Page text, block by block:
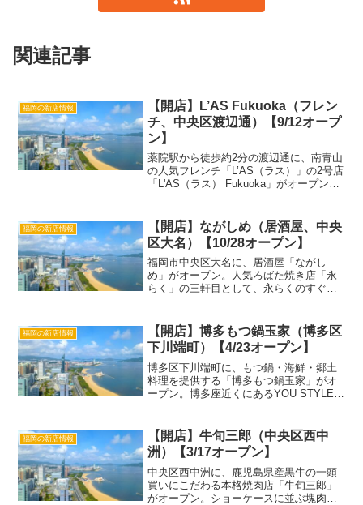
関連記事
福岡の新店情報
【開店】L’AS Fukuoka（フレン
チ、中央区渡辺通）【9/12オープ
ン】
薬院駅から徒歩約2分の渡辺通に、南青山
の人気フレンチ「L’AS（ラス）」の2号店
「L'AS（ラス） Fukuoka」がオープン。
Instagramで見る L'AS(@r...
福岡の新店情報
【開店】ながしめ（居酒屋、中央
区大名）【10/28オープン】
福岡市中央区大名に、居酒屋「ながし
め」がオープン。人気ろばた焼き店「永
らく」の三軒目として、永らくのすぐ奥
鮮料理も充実しており、永らくのお席が
満席でも利用できる2軒目ス...
福岡の新店情報
【開店】博多もつ鍋玉家（博多区
下川端町）【4/23オープン】
博多区下川端町に、もつ鍋・海鮮・郷土
料理を提供する「博多もつ鍋玉家」がオ
ープン。博多座近くにあるYOU STYLE
玉家ジャンルもつ鍋、海鮮、郷土料理オ
ープン...
福岡の新店情報
【開店】牛旬三郎（中央区西中
洲）【3/17オープン】
中央区西中洲に、鹿児島県産黒牛の一頭
買いにこだわる本格焼肉店「牛旬三郎」
がオープン。ショーケースに並ぶ塊肉が